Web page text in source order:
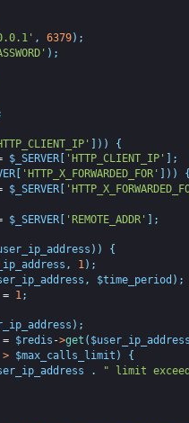
, 6379) ;
) ;
] ) )
{
$_SERVER[ 'HTTP_CLIENT_IP'
;
[ 'HTTP_X_FORWARDED_FOR' ) )
$_SERVER[
$_SERVER[ 'REMOTE_ADDR' ] ;
) )
{
, 1) ;
, $time_period ) ;
= 1 ;
) ;
= $redis ->get (
> $max_calls_limit )
{
.
" limit